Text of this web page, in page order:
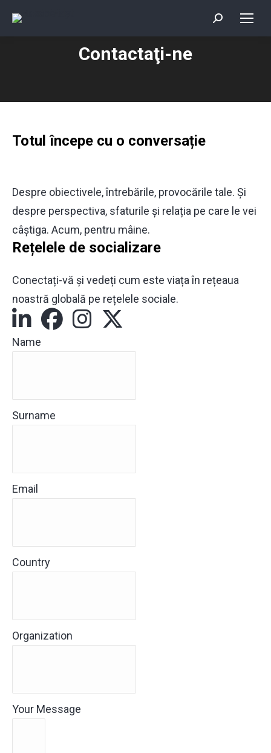
Search:
Contactaţi-ne
You are here:
Totul începe cu o conversație
Despre obiectivele, întrebările, provocările tale. Și
despre perspectiva, sfaturile și relația pe care le vei
câștiga. Acum, pentru mâine.
Rețelele de socializare
Conectați-vă și vedeți cum este viața în rețeaua
noastră globală pe rețelele sociale.
Name
Surname
Email
Country
Organization
Your Message